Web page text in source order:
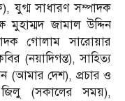
যুগ্ম সাধারণ সম্পাদক
মুহাম্মদ জামাল উদ্দিন
গোলাম সারোয়ার
(নয়াদিগন্ত), সাহিত্য
(আমার দেশ), প্রচার ও
জিলু (সকালের সময়),